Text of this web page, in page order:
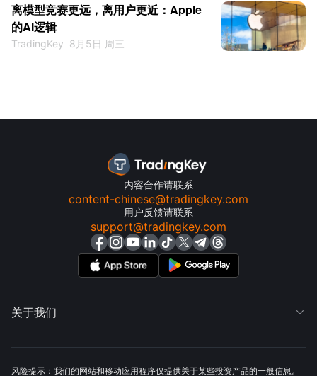
离模型竞赛更远，离用户更近：Apple
的AI逻辑
TradingKey 8月5日 周三
内容合作请联系
content-chinese@tradingkey.com
用户反馈请联系
support@tradingkey.com
关于我们 
风险提示：我们的网站和移动应用程序仅提供关于某些投资产品的一般信息。